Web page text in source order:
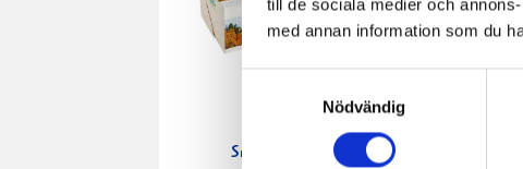
till de sociala medier och
med annan information som du
Nödvändig
Smör Eko